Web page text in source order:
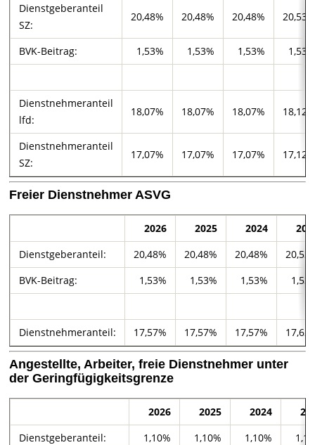
Dienstgeberanteil
SZ:
20,48% 20,48% 20,48% 20,53%
BVK-Beitrag: 1,53% 1,53% 1,53% 1,53%
Dienstnehmeranteil
lfd:
18,07% 18,07% 18,07% 18,12%
Dienstnehmeranteil
SZ:
17,07% 17,07% 17,07% 17,12%
Freier Dienstnehmer ASVG
2026 2025 2024
Dienstgeberanteil:
20,48% 20,48% 20,48%
BVK-Beitrag:
1,53% 1,53% 1,53%
Dienstnehmeranteil: 17,57% 17,57% 17,57%
Angestellte, Arbeiter, freie Dienstnehmer unter
der Geringfügigkeitsgrenze
2026 2025 2024
Dienstgeberanteil:
1,10% 1,10% 1,10%